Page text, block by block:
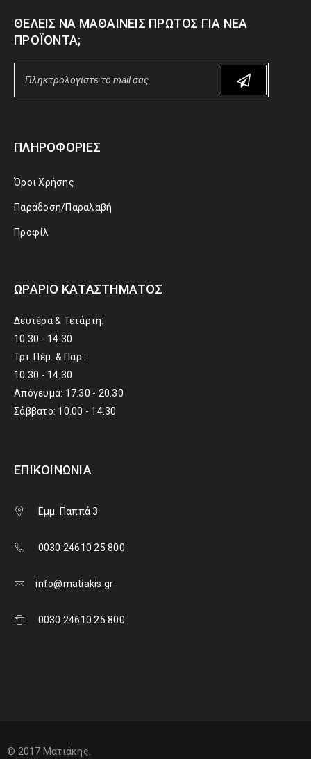
ΘΈΛΕΙΣ ΝΑ ΜΑΘΑΊΝΕΙΣ ΠΡΏΤΟΣ ΓΙΑ ΝΈΑ
ΠΡΟΪΌΝΤΑ;
ΠΛΗΡΟΦΟΡΊΕΣ
Όροι Χρήσης
Παράδοση/Παραλαβή
Προφίλ
ΩΡΆΡΙΟ ΚΑΤΑΣΤΉΜΑΤΟΣ
Δευτέρα & Τετάρτη:
10.30 - 14.30
Τρι. Πέμ. & Παρ.:
10.30 - 14.30
Απόγευμα: 17.30 - 20.30
Σάββατο: 10.00 - 14.30
ΕΠΙΚΟΙΝΩΝΊΑ
Εμμ. Παππά 3
0030 24610 25 800
info@matiakis.gr
0030 24610 25 800
© 2017 Ματιάκης.